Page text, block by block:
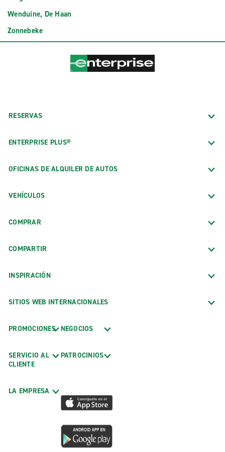
Wenduine, De Haan
Zonnebeke
RESERVAS
ENTERPRISE PLUS®
OFICINAS DE ALQUILER DE AUTOS
VEHÍCULOS
COMPRAR
COMPARTIR
INSPIRACIÓN
SITIOS WEB INTERNACIONALES
PROMOCIONES
SERVICIO AL
CLIENTE
LA EMPRESA
NEGOCIOS
PATROCINIOS